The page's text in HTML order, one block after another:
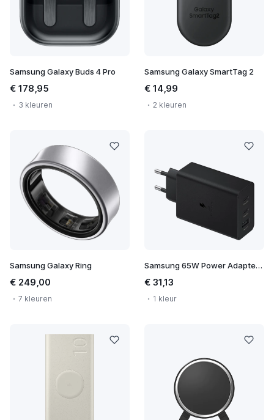
Samsung Galaxy Buds 4 Pro
€ 178,95
3 kleuren
Samsung Galaxy SmartTag 2
€ 14,99
2 kleuren
Samsung Galaxy Ring
€ 249,00
7 kleuren
Samsung 65W Power Adapter Trio
€ 31,13
1 kleur